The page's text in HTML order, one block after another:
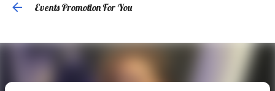
Events Promotion For You